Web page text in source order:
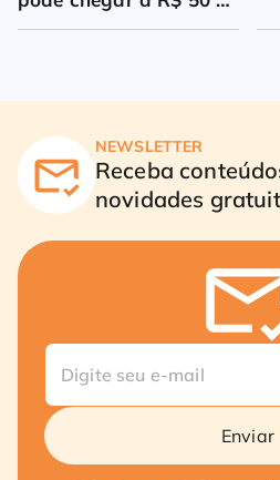
milhões
NEWSLETTER
Receba
novidades
Enviar